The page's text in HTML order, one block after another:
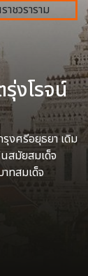
รุ่งโรจน์
งศรีอยุธยา เดิม
นสมัยสมเด็จ
ทสมเด็จ